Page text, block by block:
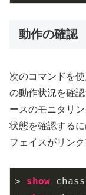
動作の確認
次のコマンドを
の動作状況を確
ースのモニタリ
状態を確認する
フェイスがリン
> show